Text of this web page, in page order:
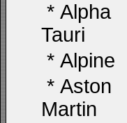
* Alpha
Tauri
* Alpine
* Aston
Martin